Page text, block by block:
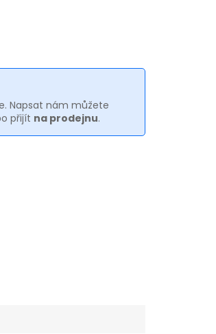
Napsat nám můžete
přijít na prodejnu.